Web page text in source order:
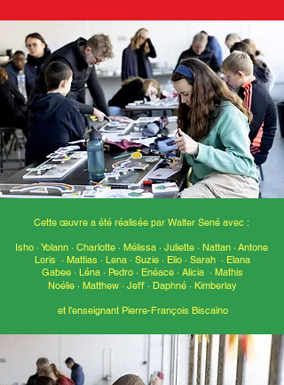
Cette œuvre a été réalisée par Walter Sené avec :
Isho · Yolann · Charlotte · Mélissa · Juliette · Nattan · Antone
Loris · Mattias · Lena · Suzie · Elio · Sarah · Elana
Gabee · Léna · Pedro · Enéace · Alicia · Mathis
Noélie · Matthew · Jeﬀ · Daphné · Kimberlay
et l’enseignant Pierre-François Biscaïno